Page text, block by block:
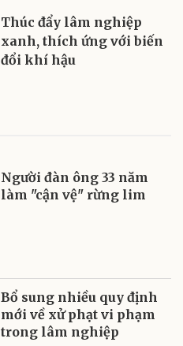
Thúc đẩy lâm nghiệp
xanh, thích ứng với biến
đổi khí hậu
Người đàn ông 33 năm
làm "cận vệ" rừng lim
Bổ sung nhiều quy định
mới về xử phạt vi phạm
trong lâm nghiệp